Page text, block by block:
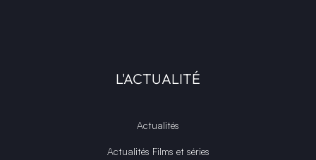
L'ACTUALITÉ
Actualités
Actualités Films et séries